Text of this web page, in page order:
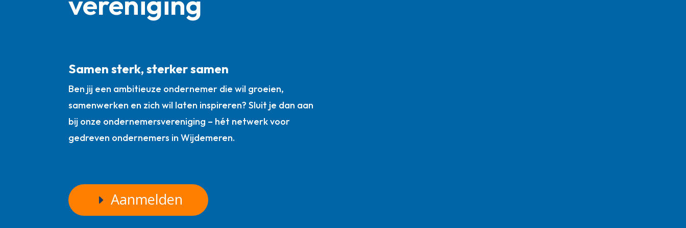
Samen sterk, sterker samen
Ben jij een ambitieuze ondernemer die wil groeien,
samenwerken en zich wil laten inspireren? Sluit je dan aan
bij onze ondernemersvereniging – hét netwerk voor
gedreven ondernemers in Wijdemeren.
Aanmelden